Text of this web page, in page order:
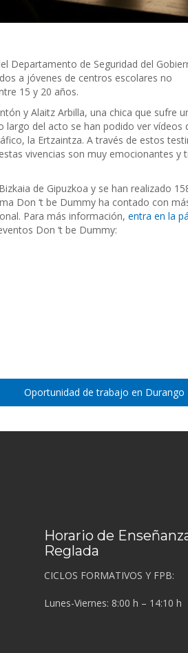
Departamento de Seguridad del
a jóvenes de centros escolares no
15 y 20 años.
y Alaitz Arbilla, una chica que sufre
del acto se han podido ver vídeos
la Ertzaintza. A través de estos
vivencias son muy emocionantes y
de Gipuzkoa y se han realizado
Don ‘t be Dummy ha contado con
Para más información, entra en la
Don ‘t be Dummy:
Oportunidad de trabajo en Durango
Horario de
Reglada
CICLOS FORMATIVOS Y FPB:
Lunes-Viernes: 8:00 h – 14:10 h